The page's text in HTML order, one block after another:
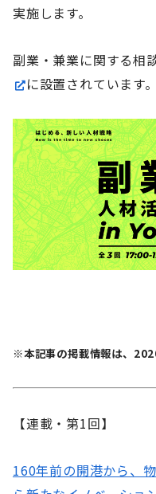
実施します。
副業・兼業に関する相
に設置されています
※本記事の掲載情報は、
【連載・第1回】
160年前の開港から、